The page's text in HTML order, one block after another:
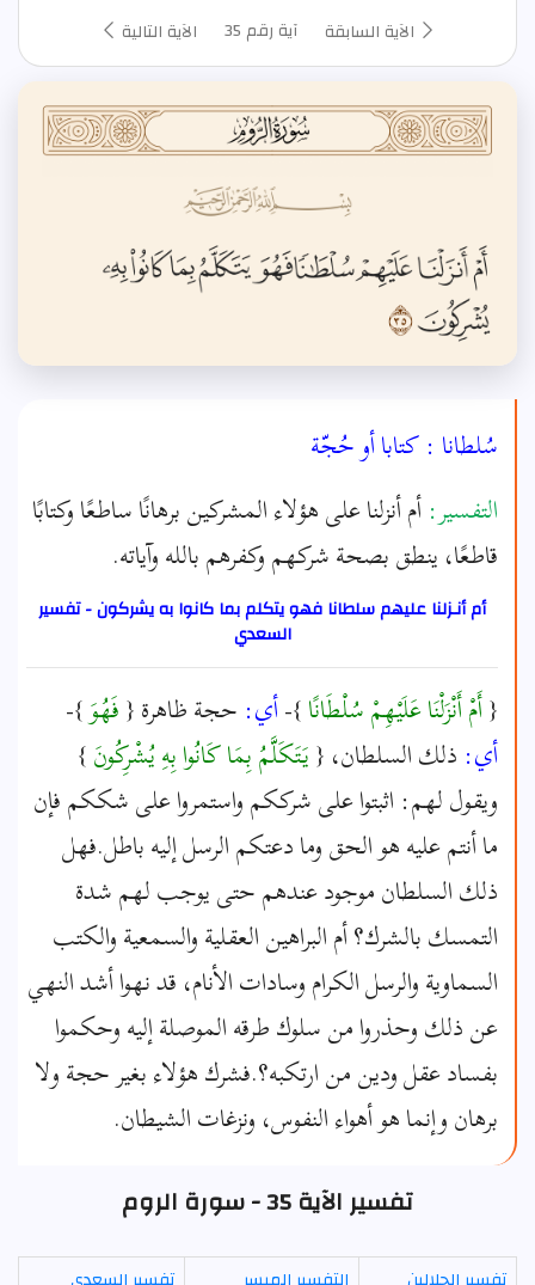
الآية السابقة آية رقم 35 الآية التالية
سُلطانا : كتابا أو حُجّة
التفسير:أم أنزلنا على هؤلاء المشركين برهانًا ساطعًا وكتابًا
قاطعًا، ينطق بصحة شركهم وكفرهم بالله وآياته.
أم أنـزلنا عليهم سلطانا فهو يتكلم بما كانوا به يشركون - تفسير
السعدي
{أَمْ أَنْزَلْنَا عَلَيْهِمْ سُلْطَانًا}-أي: حجة ظاهرة {فَهُوَ}-
أي: ذلك السلطان، {يَتَكَلَّمُ بِمَا كَانُوا بِهِ يُشْرِكُونَ}
ويقول لهم: اثبتوا على شرككم واستمروا على شككم فإن
ما أنتم عليه هو الحق وما دعتكم الرسل إليه باطل.فهل
ذلك السلطان موجود عندهم حتى يوجب لهم شدة
التمسك بالشرك؟ أم البراهين العقلية والسمعية والكتب
السماوية والرسل الكرام وسادات الأنام، قد نهوا أشد النهي
عن ذلك وحذروا من سلوك طرقه الموصلة إليه وحكموا
بفساد عقل ودين من ارتكبه؟.فشرك هؤلاء بغير حجة ولا
برهان وإنما هو أهواء النفوس، ونزغات الشيطان.
تفسير الآية 35 - سورة الروم